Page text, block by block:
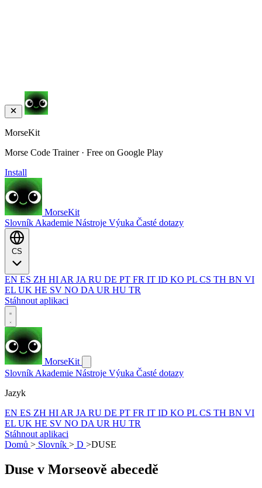
MorseKit
Morse Code Trainer · Free on Google Play
Install
MorseKit
Slovník Akademie Nástroje Výuka Časté dotazy
EN ES ZH HI AR JA RU DE PT FR IT ID KO PL CS TH BN VI
EL UK HE SV NO DA UR HU TR
Stáhnout aplikaci
MorseKit
Slovník Akademie Nástroje Výuka Časté dotazy
Jazyk
EN ES ZH HI AR JA RU DE PT FR IT ID KO PL CS TH BN VI
EL UK HE SV NO DA UR HU TR
Stáhnout aplikaci
Domů > Slovník > D >DUSE
Duse v Morseově abecedě